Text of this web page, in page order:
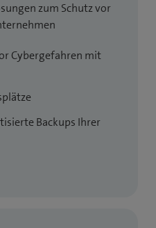
zum Schutz vor
Cybergefahren mit
Backups Ihrer